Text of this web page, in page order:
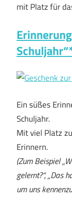
mit Platz für
Ein süßes
Schuljahr.
Mit viel Platz
Erinnern.
(Zum Beispiel
gelernt?“, „Das
um uns